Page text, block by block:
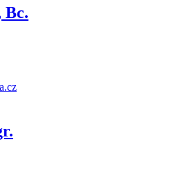
Bc.